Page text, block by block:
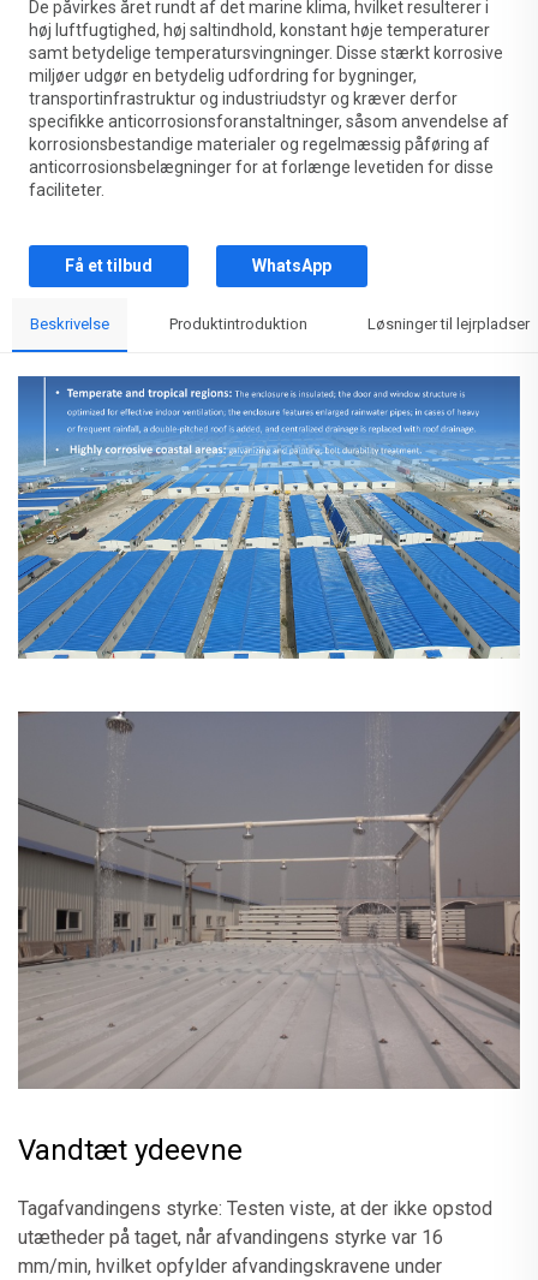
De påvirkes året rundt af det marine klima, hvilket resulterer i
høj luftfugtighed, høj saltindhold, konstant høje temperaturer
samt betydelige temperatursvingninger. Disse stærkt korrosive
miljøer udgør en betydelig udfordring for bygninger,
transportinfrastruktur og industriudstyr og kræver derfor
specifikke anticorrosionsforanstaltninger, såsom anvendelse af
korrosionsbestandige materialer og regelmæssig påføring af
anticorrosionsbelægninger for at forlænge levetiden for disse
faciliteter.
Få et tilbud WhatsApp
Beskrivelse Produktintroduktion Løsninger til lejrpladser
Vandtæt ydeevne
Tagafvandingens styrke: Testen viste, at der ikke opstod
utætheder på taget, når afvandingens styrke var 16
mm/min, hvilket opfylder afvandingskravene under